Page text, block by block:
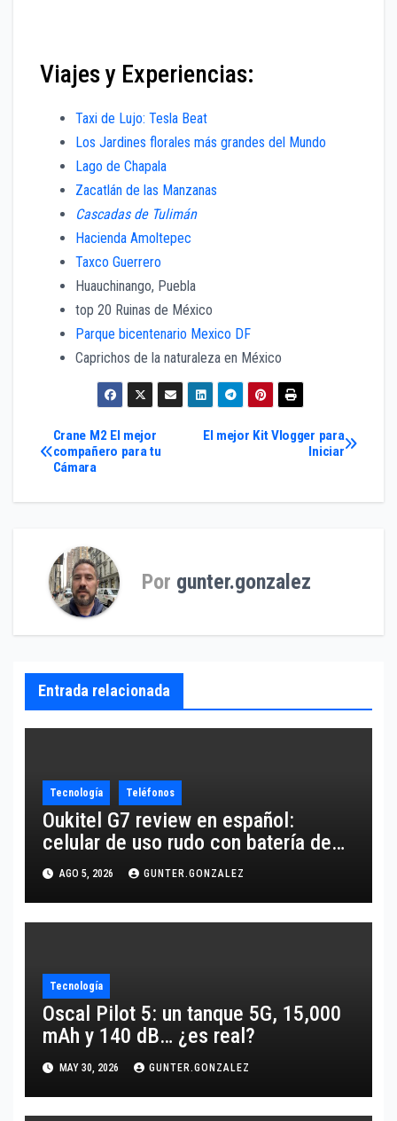
Viajes y Experiencias:
Taxi de Lujo: Tesla Beat
Los Jardines florales más grandes del Mundo
Lago de Chapala
Zacatlán de las Manzanas
Cascadas de Tulimán
Hacienda Amoltepec
Taxco Guerrero
Huauchinango, Puebla
top 20 Ruinas de México
Parque bicentenario Mexico DF
Caprichos de la naturaleza en México
Navegación
de
El mejor Kit Vlogger para
Iniciar
Crane M2 El mejor
compañero para tu
Cámara
Por gunter.gonzalez
Entrada relacionada
Tecnología Teléfonos
Oukitel G7 review en español:
celular de uso rudo con batería de
10,600 mAh
AGO 5, 2026 GUNTER.GONZALEZ
Tecnología
Oscal Pilot 5: un tanque 5G, 15,000
mAh y 140 dB… ¿es real?
MAY 30, 2026 GUNTER.GONZALEZ